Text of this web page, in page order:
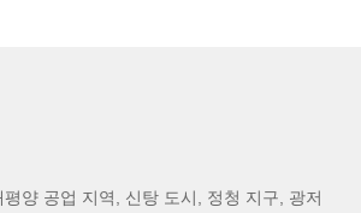
양 공업 지역, 신탕 도시, 정청 지구, 광저